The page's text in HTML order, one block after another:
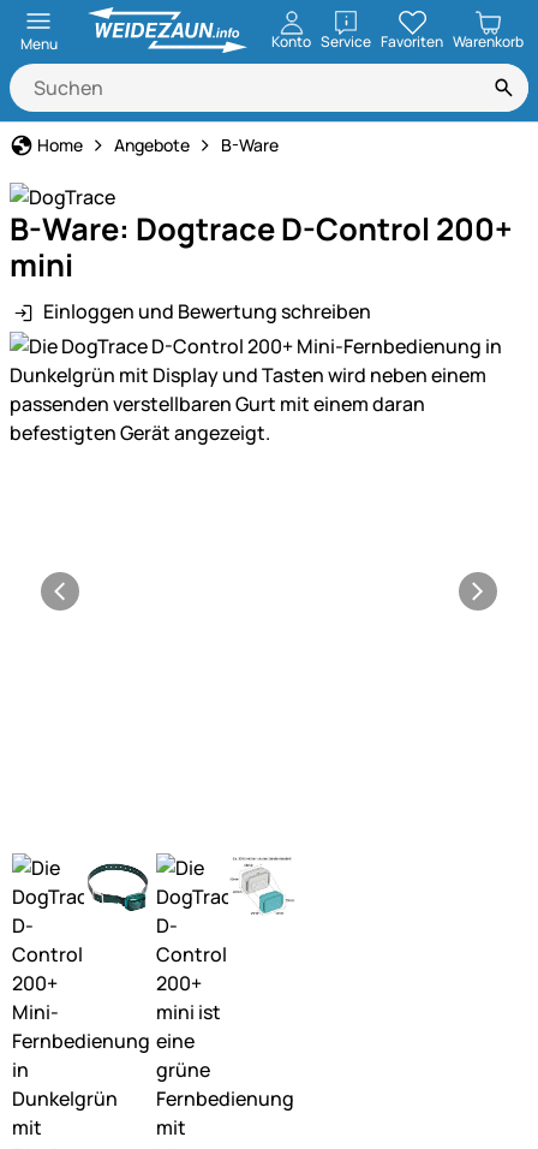
Menu Konto ServiceöffnenFavoriten Warenkorb
Home Angebote B-Ware
B-Ware: Dogtrace D-Control 200+
mini
Einloggen und Bewertung schreiben
Produktgalerie